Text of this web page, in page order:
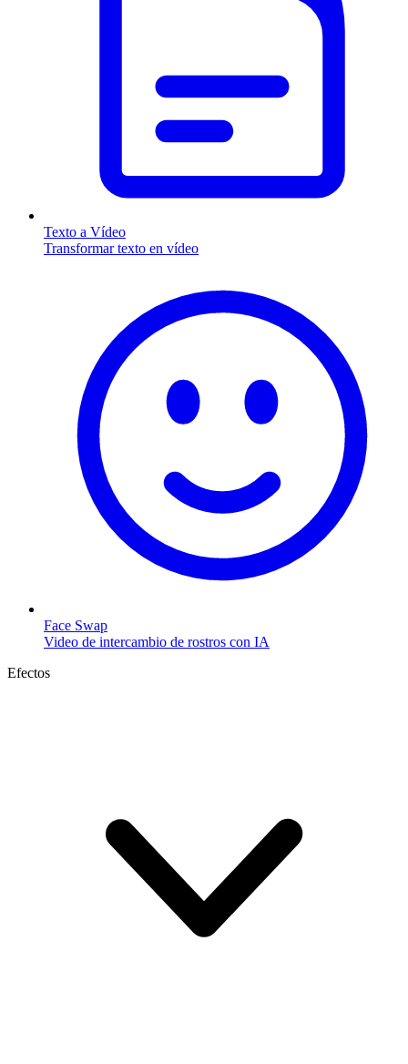
Texto a Vídeo
Transformar texto en vídeo
Face Swap
Video de intercambio de rostros con IA
Efectos